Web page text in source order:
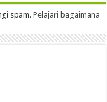
spam.Pelajari bagaimana